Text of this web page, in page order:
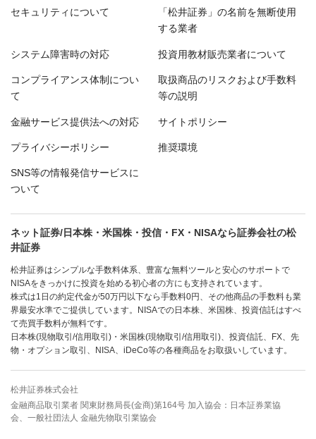
セキュリティについて 「松井証券」の名前を無断使用
する業者
システム障害時の対応 投資用教材販売業者について
コンプライアンス体制につい
て
取扱商品のリスクおよび手数料
等の説明
金融サービス提供法への対応 サイトポリシー
プライバシーポリシー 推奨環境
SNS等の情報発信サービスに
ついて
ネット証券/日本株・米国株・投信・FX・NISAなら証券会社の松
井証券
松井証券はシンプルな手数料体系、豊富な無料ツールと安心のサポートで
NISAをきっかけに投資を始める初心者の方にも支持されています。
株式は1日の約定代金が50万円以下なら手数料0円、その他商品の手数料も業
界最安水準でご提供しています。NISAでの日本株、米国株、投資信託はすべ
て売買手数料が無料です。
日本株(現物取引/信用取引)・米国株(現物取引/信用取引)、投資信託、FX、先
物・オプション取引、NISA、iDeCo等の各種商品をお取扱いしています。
松井証券株式会社
金融商品取引業者 関東財務局長(金商)第164号 加入協会：日本証券業協
会、一般社団法人 金融先物取引業協会